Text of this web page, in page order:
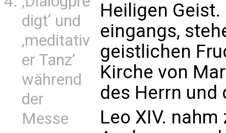
digt‘ und
‚meditativ
er Tanz’
während
der
Messe
Heiligen
eingangs,
geistlichen
Kirche von
des Herrn und
Leo XIV.